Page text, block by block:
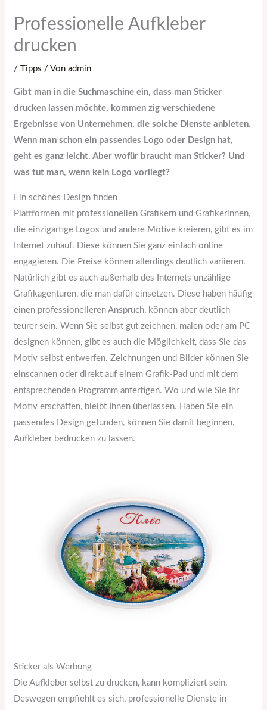
Professionelle Aufkleber
drucken
/ Tipps / Vonadmin
Gibt man in die Suchmaschine ein, dass man Sticker
drucken lassen möchte, kommen zig verschiedene
Ergebnisse von Unternehmen, die solche Dienste anbieten.
Wenn man schon ein passendes Logo oder Design hat,
geht es ganz leicht. Aber wofür braucht man Sticker? Und
was tut man, wenn kein Logo vorliegt?
Ein schönes Design finden
Plattformen mit professionellen Grafikern und Grafikerinnen,
die einzigartige Logos und andere Motive kreieren, gibt es im
Internet zuhauf. Diese können Sie ganz einfach online
engagieren. Die Preise können allerdings deutlich variieren.
Natürlich gibt es auch außerhalb des Internets unzählige
Grafikagenturen, die man dafür einsetzen. Diese haben häufig
einen professionelleren Anspruch, können aber deutlich
teurer sein. Wenn Sie selbst gut zeichnen, malen oder am PC
designen können, gibt es auch die Möglichkeit, dass Sie das
Motiv selbst entwerfen. Zeichnungen und Bilder können Sie
einscannen oder direkt auf einem Grafik-Pad und mit dem
entsprechenden Programm anfertigen. Wo und wie Sie Ihr
Motiv erschaffen, bleibt Ihnen überlassen. Haben Sie ein
passendes Design gefunden, können Sie damit beginnen,
Aufkleber bedrucken zu lassen.
Sticker als Werbung
Die Aufkleber selbst zu drucken, kann kompliziert sein.
Deswegen empfiehlt es sich, professionelle Dienste in